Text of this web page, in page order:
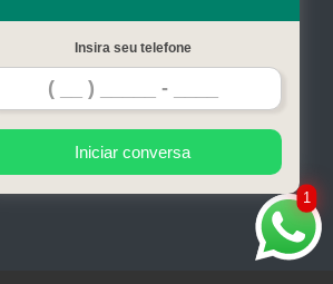
Serviços
Contato
Mapa do site
1
Insira seu telefone
Iniciar conversa